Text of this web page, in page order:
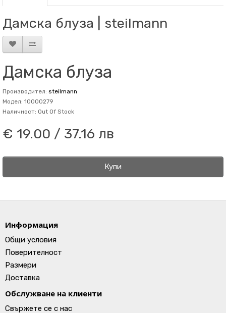
Дамскa блузa | steilmann
Дамскa блузa
Производител: steilmann
Модел: 10000279
Наличност: Out Of Stock
€ 19.00 / 37.16 лв
Купи
Информация
Общи условия
Поверителност
Размери
Доставка
Обслужване на клиенти
Свържете се с нас